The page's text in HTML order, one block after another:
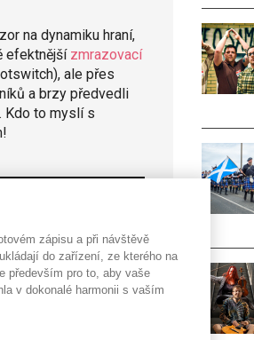
na dynamiku hraní,
efektnější zmrazovací
ale přes
a brzy předvedli
. Kdo to myslí s
zápisu a při návštěvě
do zařízení, ze kterého na
především pro to, aby vaše
v dokonalé harmonii s vaším